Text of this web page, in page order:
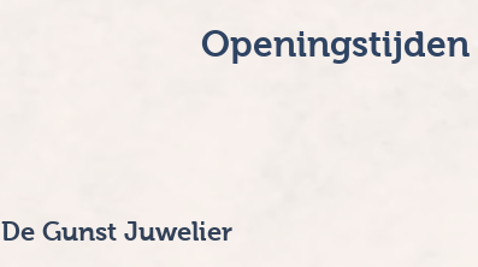
Openingstijden
De Gunst Juwelier